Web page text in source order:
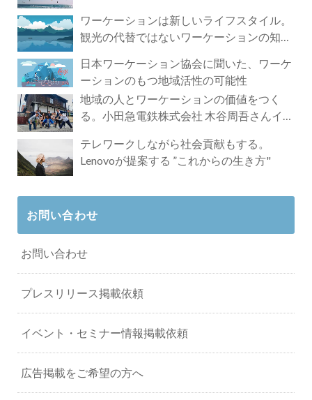
ワーケーションは新しいライフスタイル。
観光の代替ではないワーケーションの知ら
日本ワーケーション協会に聞いた、ワーケ
ーションのもつ地域活性の可能性
地域の人とワーケーションの価値をつく
る。小田急電鉄株式会社 木谷周吾さんイン
テレワークしながら社会貢献もする。
Lenovoが提案する ”これからの生き方"
お問い合わせ
お問い合わせ
プレスリリース掲載依頼
イベント・セミナー情報掲載依頼
広告掲載をご希望の方へ